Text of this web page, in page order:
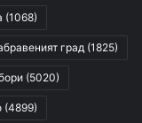
(1068)
град (1825)
(5020)
(4899)